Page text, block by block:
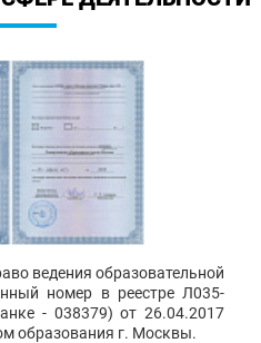
ведения образовательной
номер в реестре Л035-
- 038379) от 26.04.2017
образования г. Москвы.